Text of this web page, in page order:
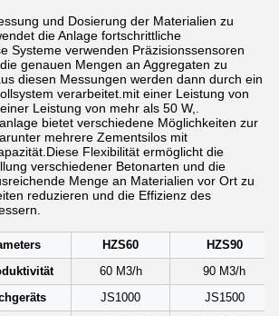
und Dosierung der Materialien zu
die Anlage fortschrittliche
Systeme verwenden Präzisionssensoren
genauen Mengen an Aggregaten zu
diesen Messungen werden dann durch ein
verarbeitet.mit einer Leistung von
Leistung von mehr als 50 W,.
bietet verschiedene Möglichkeiten zur
mehrere Zementsilos mit
Flexibilität ermöglicht die
verschiedener Betonarten und die
Menge an Materialien vor Ort zu
reduzieren und die Effizienz des
HZS60
HZS90
60 M3/h
90 M3/h
JS1000
JS1500